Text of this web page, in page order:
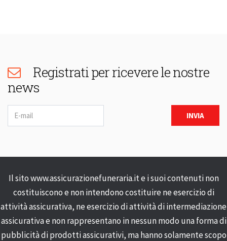
Registrati per ricevere le nostre
news
Newsletter INVIA
Il sito www.assicurazionefuneraria.it e i suoi contenuti non
costituiscono e non intendono costituire ne esercizio di
attività assicurativa, ne esercizio di attività di intermediazione
assicurativa e non rappresentano in nessun modo una forma di
pubblicità di prodotti assicurativi, ma hanno solamente scopo